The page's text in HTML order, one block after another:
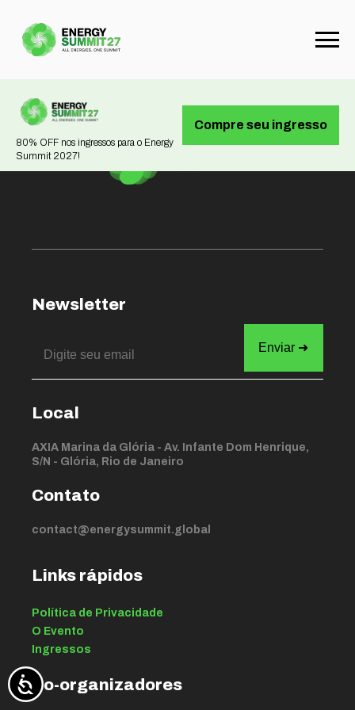
80% OFF nos ingressos para o Energy
Summit 2027!
Compre seu ingresso
Not found
Newsletter
Local
AXIA Marina da Glória - Av. Infante Dom Henrique,
S/N - Glória, Rio de Janeiro
Contato
contact@energysummit.global
Links rápidos
Política de Privacidade
O Evento
Ingressos
Co-organizadores